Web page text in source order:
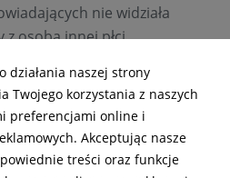
nie widziała
osobą innej płci,
były natomiast
– tylko nieco ponad
że ich firma aktywnie
osoby czuły się w
działania naszej strony
Twojego korzystania z naszych
preferencjami online i
Akceptując nasze
treści oraz funkcje